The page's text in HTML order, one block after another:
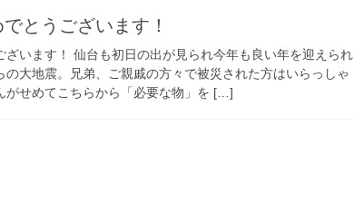
とうございます！
ざいます！ 仙台も初日の出が見られ今年も良い年を迎えられ
の大地震。兄弟、ご親戚の方々で被災された方はいらっしゃ
がせめてこちらから「必要な物」を […]